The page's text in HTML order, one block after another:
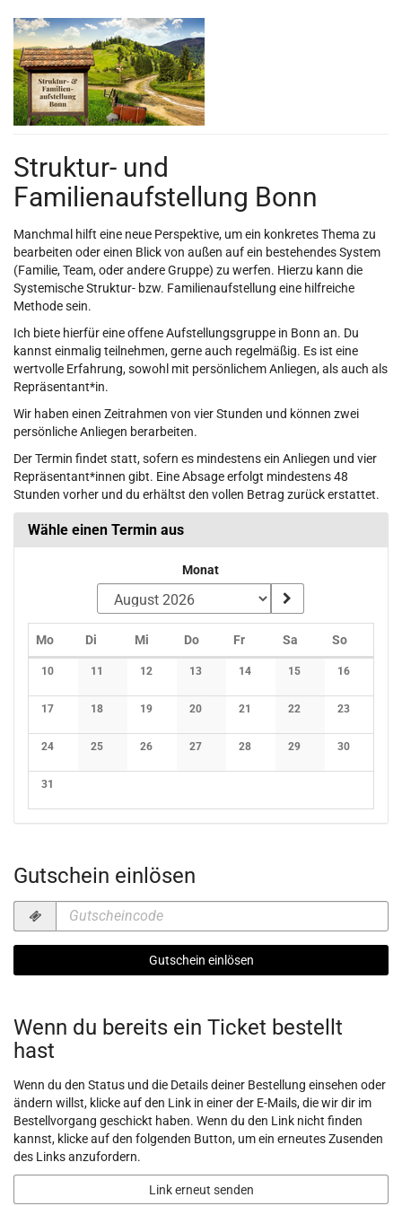
Zum
Haupt-
Inhalt
springen
Struktur- und
Familienaufstellung Bonn
Manchmal hilft eine neue Perspektive, um ein konkretes Thema zu
bearbeiten oder einen Blick von außen auf ein bestehendes System
(Familie, Team, oder andere Gruppe) zu werfen. Hierzu kann die
Systemische Struktur- bzw. Familienaufstellung eine hilfreiche
Methode sein.
Ich biete hierfür eine offene Aufstellungsgruppe in Bonn an. Du
kannst einmalig teilnehmen, gerne auch regelmäßig. Es ist eine
wertvolle Erfahrung, sowohl mit persönlichem Anliegen, als auch als
Repräsentant*in.
Wir haben einen Zeitrahmen von vier Stunden und können zwei
persönliche Anliegen berarbeiten.
Der Termin findet statt, sofern es mindestens ein Anliegen und vier
Repräsentant*innen gibt. Eine Absage erfolgt mindestens 48
Stunden vorher und du erhältst den vollen Betrag zurück erstattet.
Wähle einen Termin aus
Monat
Kalender
MoMontag
Di Dienstag
Mi Mittwoch
DoDonnerstag
FrFreitagSa Samstag
SoSonntag
10
Keine Veranstaltungen
11
Keine Veranstaltungen
12
Keine Veranstaltungen
13
Keine Veranstaltungen
14
Keine Veranstaltungen
15
Keine Veranstaltungen
16
Keine
17
Keine Veranstaltungen
18
Keine Veranstaltungen
19
Keine Veranstaltungen
20
Keine Veranstaltungen
21
Keine Veranstaltungen
22
Keine Veranstaltungen
23
Keine
24
Keine Veranstaltungen
25
Keine Veranstaltungen
26
Keine Veranstaltungen
27
Keine Veranstaltungen
28
Keine Veranstaltungen
29
Keine Veranstaltungen
30
Keine
31
Keine Veranstaltungen
Gutschein einlösen
Gutscheincode
erforderlich
Gutschein einlösen
Wenn du bereits ein Ticket bestellt
hast
Wenn du den Status und die Details deiner Bestellung einsehen oder
ändern willst, klicke auf den Link in einer der E-Mails, die wir dir im
Bestellvorgang geschickt haben. Wenn du den Link nicht finden
kannst, klicke auf den folgenden Button, um ein erneutes Zusenden
des Links anzufordern.
Link erneut senden